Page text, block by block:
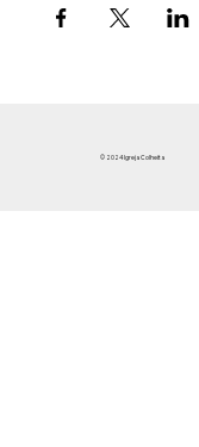
© 2024 Igreja Colheita